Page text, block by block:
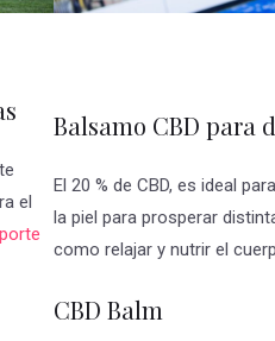
el
Balsamo CBD para
El 20 % de CBD, es ideal
la piel para prosperar
como relajar y nutrir el
CBD Balm